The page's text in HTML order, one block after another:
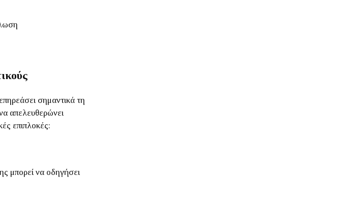
σημαντικά τη
απελευθερώνει
επιπλοκές:
μπορεί να οδηγήσει